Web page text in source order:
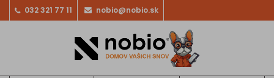
032 321 77 11 nobio@nobio.sk